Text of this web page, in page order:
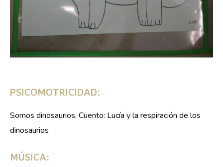
PSICOMOTRICIDAD:
Somos dinosaurios, Cuento: Lucía y la respiración de los
dinosaurios
MÚSICA: